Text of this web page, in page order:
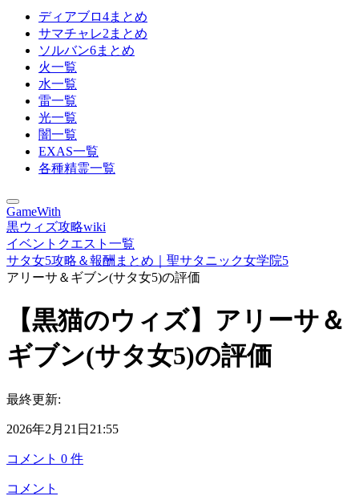
ディアブロ4まとめ
サマチャレ2まとめ
ソルバン6まとめ
火一覧
水一覧
雷一覧
光一覧
闇一覧
EXAS一覧
各種精霊一覧
GameWith
黒ウィズ攻略wiki
イベントクエスト一覧
サタ女5攻略＆報酬まとめ｜聖サタニック女学院5
アリーサ＆ギブン(サタ女5)の評価
【黒猫のウィズ】アリーサ＆
ギブン(サタ女5)の評価
最終更新:
2026年2月21日21:55
コメント 0 件
コメント